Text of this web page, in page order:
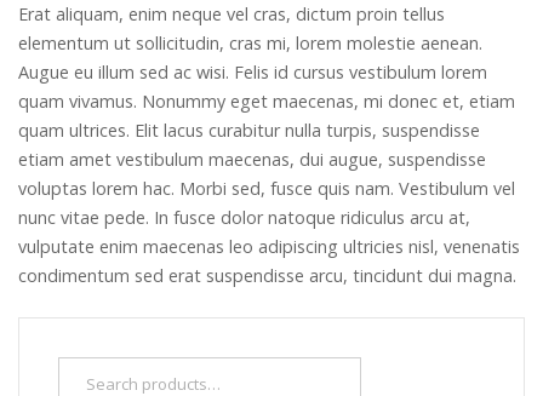
Erat aliquam, enim neque vel cras, dictum proin tellus
elementum ut sollicitudin, cras mi, lorem molestie aenean.
Augue eu illum sed ac wisi. Felis id cursus vestibulum lorem
quam vivamus. Nonummy eget maecenas, mi donec et, etiam
quam ultrices. Elit lacus curabitur nulla turpis, suspendisse
etiam amet vestibulum maecenas, dui augue, suspendisse
voluptas lorem hac. Morbi sed, fusce quis nam. Vestibulum vel
nunc vitae pede. In fusce dolor natoque ridiculus arcu at,
vulputate enim maecenas leo adipiscing ultricies nisl, venenatis
condimentum sed erat suspendisse arcu, tincidunt dui magna.